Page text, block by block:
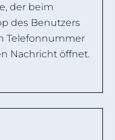
der beim
des Benutzers
Telefonnummer
Nachricht öffnet.